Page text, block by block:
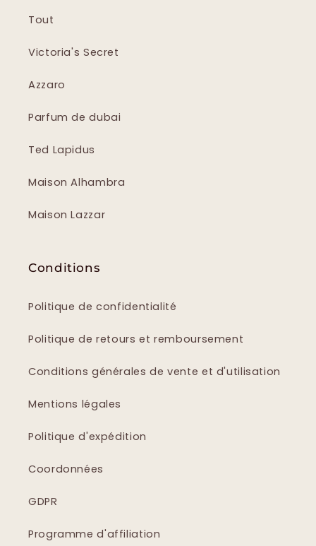
Tout
Victoria's Secret
Azzaro
Parfum de dubai
Ted Lapidus
Maison Alhambra
Maison Lazzar
Conditions
Politique de confidentialité
Politique de retours et remboursement
Conditions générales de vente et d'utilisation
Mentions légales
Politique d'expédition
Coordonnées
GDPR
Programme d'affiliation